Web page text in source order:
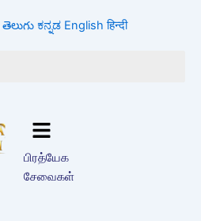
తెలుగు ಕನ್ನಡ English हिन्दी
பிரத்யேக
சேவைகள்